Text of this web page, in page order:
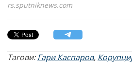
rs.sputniknews.com
Тагови:Гари Каспаров,